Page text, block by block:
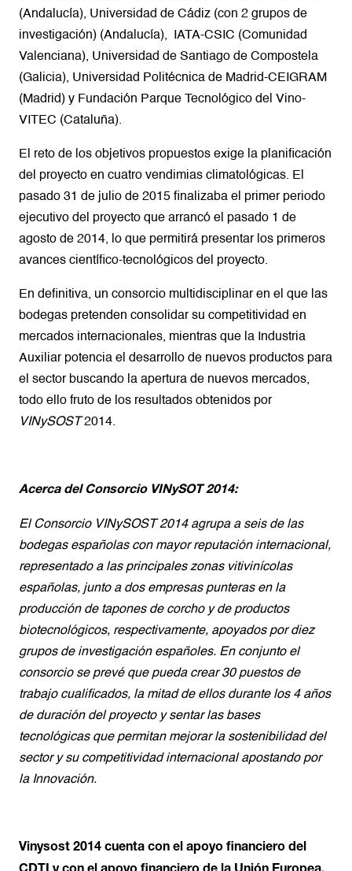
(Andalucía), Universidad de Cádiz (con 2 grupos de
investigación) (Andalucía), IATA-CSIC (Comunidad
Valenciana), Universidad de Santiago de Compostela
(Galicia), Universidad Politécnica de Madrid-CEIGRAM
(Madrid) y Fundación Parque Tecnológico del Vino-
VITEC (Cataluña).
El reto de los objetivos propuestos exige la planificación
del proyecto en cuatro vendimias climatológicas. El
pasado 31 de julio de 2015 finalizaba el primer periodo
ejecutivo del proyecto que arrancó el pasado 1 de
agosto de 2014, lo que permitirá presentar los primeros
avances científico-tecnológicos del proyecto.
En definitiva, un consorcio multidisciplinar en el que las
bodegas pretenden consolidar su competitividad en
mercados internacionales, mientras que la Industria
Auxiliar potencia el desarrollo de nuevos productos para
el sector buscando la apertura de nuevos mercados,
todo ello fruto de los resultados obtenidos por
VINySOST 2014.
Acerca del Consorcio VINySOT 2014:
El Consorcio VINySOST 2014agrupa a seis de las
bodegas españolas con mayor reputación internacional,
representado a las principales zonas vitivinícolas
españolas, junto a dos empresas punteras en la
producción de tapones de corcho y de productos
biotecnológicos, respectivamente, apoyados por diez
grupos de investigación españoles. En conjunto el
consorcio se prevé que pueda crear 30 puestos de
trabajo cualificados, la mitad de ellos durante los 4 años
de duración del proyecto y sentar las bases
tecnológicas que permitan mejorar la sostenibilidad del
sector y su competitividad internacional apostando por
la Innovación.
Vinysost 2014 cuenta con el apoyo financiero del